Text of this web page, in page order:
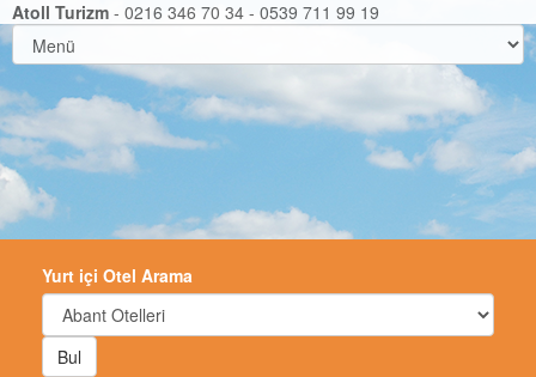
Atoll Turizm - 0216 346 70 34 - 0539 711 99 19
Yurt içi Otel Arama
Bul